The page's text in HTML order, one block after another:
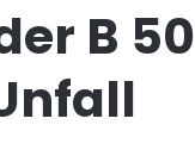
B 50